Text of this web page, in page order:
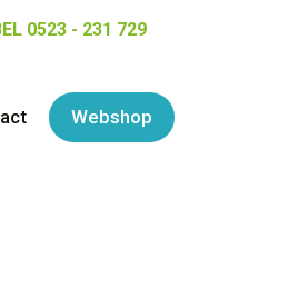
0523 - 231 729
Webshop